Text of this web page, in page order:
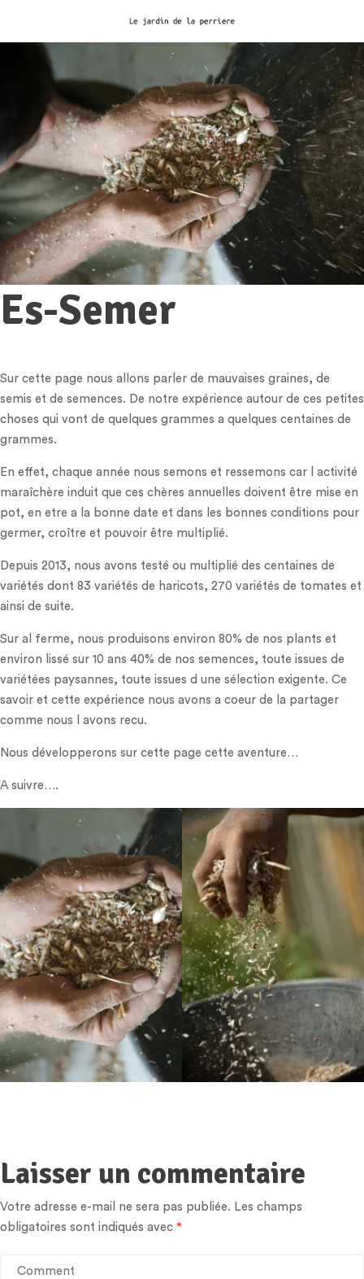
Es-Semer
Sur cette page nous allons parler de mauvaises graines, de
semis et de semences. De notre expérience autour de ces petites
choses qui vont de quelques grammes a quelques centaines de
grammes.
En effet, chaque année nous semons et ressemons car l activité
maraîchère induit que ces chères annuelles doivent être mise en
pot, en etre a la bonne date et dans les bonnes conditions pour
germer, croître et pouvoir être multiplié.
Depuis 2013, nous avons testé ou multiplié des centaines de
variétés dont 83 variétés de haricots, 270 variétés de tomates et
ainsi de suite.
Sur al ferme, nous produisons environ 80% de nos plants et
environ lissé sur 10 ans 40% de nos semences, toute issues de
variétées paysannes, toute issues d une sélection exigente. Ce
savoir et cette expérience nous avons a coeur de la partager
comme nous l avons recu.
Nous développerons sur cette page cette aventure…
A suivre….
Laisser un commentaire
Votre adresse e-mail ne sera pas publiée. Les champs
obligatoires sont indiqués avec *